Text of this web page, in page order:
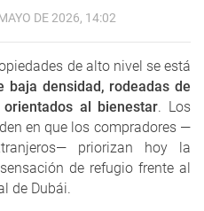
DE 2026, 14:02
de alto nivel se está
baja densidad, rodeadas de
al bienestar. Los
en que los compradores —
priorizan hoy la
de refugio frente al
de Dubái.